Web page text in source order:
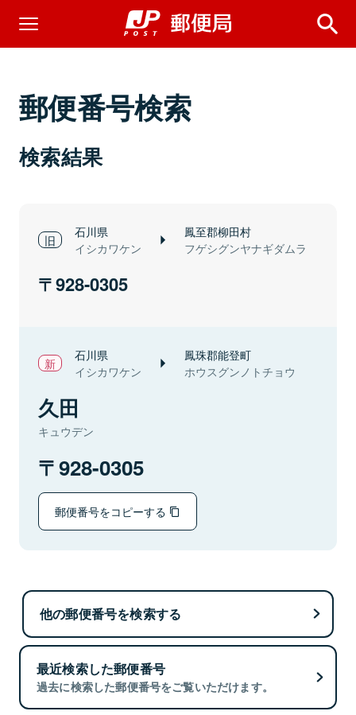
郵便番号検索
検索結果
石川県
イシカワケン
鳳至郡柳田村
フゲシグンヤナギダムラ
928-0305
石川県
イシカワケン
鳳珠郡能登町
ホウスグンノトチョウ
久田
キュウデン
928-0305
郵便番号をコピーする
他の郵便番号を検索する
最近検索した郵便番号
過去に検索した郵便番号をご覧いただけます。